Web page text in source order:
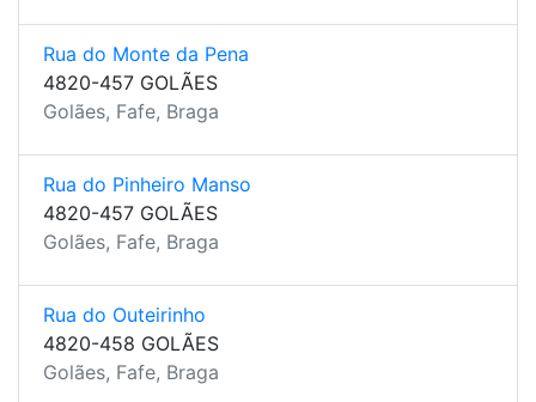
Rua do Monte da Pena
4820-457 GOLÃES
Golães, Fafe, Braga
Rua do Pinheiro Manso
4820-457 GOLÃES
Golães, Fafe, Braga
Rua do Outeirinho
4820-458 GOLÃES
Golães, Fafe, Braga